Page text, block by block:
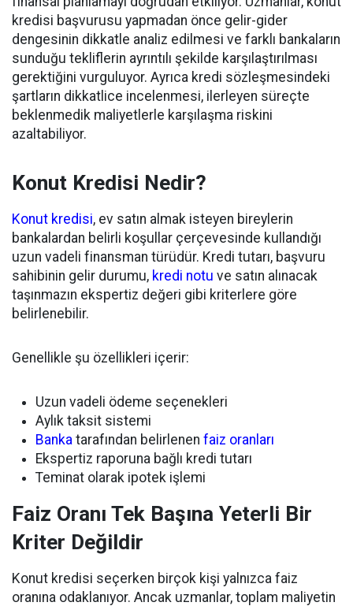
kredisi başvurusu yapmadan önce gelir-gider
dengesinin dikkatle analiz edilmesi ve farklı bankaların
sunduğu tekliflerin ayrıntılı şekilde karşılaştırılması
gerektiğini vurguluyor. Ayrıca kredi sözleşmesindeki
şartların dikkatlice incelenmesi, ilerleyen süreçte
beklenmedik maliyetlerle karşılaşma riskini
azaltabiliyor.
Konut Kredisi Nedir?
Konut kredisi, ev satın almak isteyen bireylerin
bankalardan belirli koşullar çerçevesinde kullandığı
uzun vadeli finansman türüdür. Kredi tutarı, başvuru
sahibinin gelir durumu, kredi notu ve satın alınacak
taşınmazın ekspertiz değeri gibi kriterlere göre
belirlenebilir.
Genellikle şu özellikleri içerir:
Uzun vadeli ödeme seçenekleri
Aylık taksit sistemi
Banka tarafından belirlenen faiz oranları
Ekspertiz raporuna bağlı kredi tutarı
Teminat olarak ipotek işlemi
Faiz Oranı Tek Başına Yeterli Bir
Kriter Değildir
Konut kredisi seçerken birçok kişi yalnızca faiz
oranına odaklanıyor. Ancak uzmanlar, toplam maliyetin